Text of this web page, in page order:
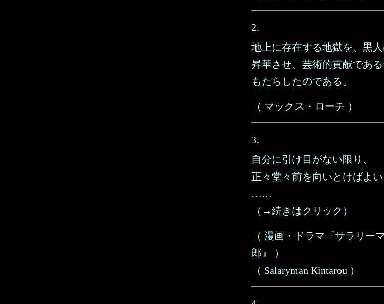
2.
地上に存在する地獄を、黒
昇華させ、芸術的貢献であ
もたらしたのである。
（ マックス・ローチ ）
3.
自分に引け目がない限り、
正々堂々前を向いとけばよい
……
（→続きはクリック）
（ 漫画・ドラマ『サラリー
郎』
）
（ Salaryman Kintarou ）